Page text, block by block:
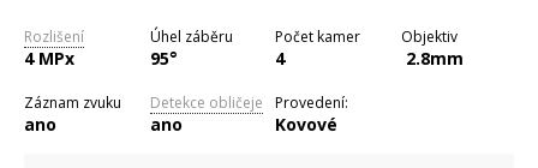
Rozlišení
4 MPx
Úhel záběru
95°
Počet kamer
4
Objektiv
2.8mm
Záznam zvuku
ano
Detekce obličeje
ano
Provedení:
Kovové
D
o